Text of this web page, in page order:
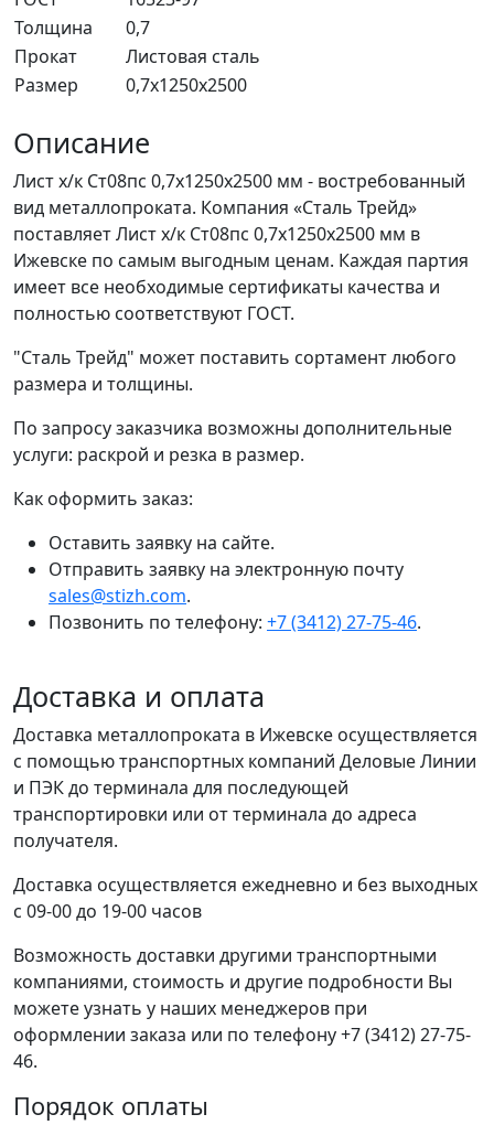
Толщина
0,7
Прокат
Листовая сталь
Размер
0,7x1250x2500
Описание
Лист х/к Ст08пс 0,7x1250x2500 мм - востребованный
вид металлопроката. Компания «Сталь Трейд»
поставляет Лист х/к Ст08пс 0,7x1250x2500 мм в
Ижевске по самым выгодным ценам. Каждая партия
имеет все необходимые сертификаты качества и
полностью соответствуют ГОСТ.
"Сталь Трейд" может поставить сортамент любого
размера и толщины.
По запросу заказчика возможны дополнительные
услуги: раскрой и резка в размер.
Как оформить заказ:
Оставить заявку на сайте.
Отправить заявку на электронную почту
sales@stizh.com.
Позвонить по телефону: +7 (3412) 27-75-46.
Доставка и оплата
Доставка металлопроката в Ижевске осуществляется
с помощью транспортных компаний Деловые Линии
и ПЭК до терминала для последующей
транспортировки или от терминала до адреса
получателя.
Доставка осуществляется ежедневно и без выходных
с 09-00 до 19-00 часов
Возможность доставки другими транспортными
компаниями, стоимость и другие подробности Вы
можете узнать у наших менеджеров при
оформлении заказа или по телефону +7 (3412) 27-75-
46.
Порядок оплаты